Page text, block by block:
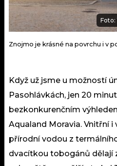
Znojmo je krásné na povrchu i v
Když už jsme u možností
Pasohlávkách, jen 20
bezkonkurenčním
Aqualand Moravia. Vnitřní i
přírodní vodou z
dvacítkou tobogánů dělají